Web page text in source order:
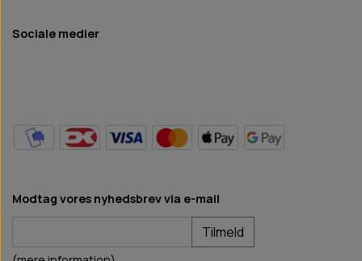
Sociale medier
Modtag vores nyhedsbrev via e-mail
Tilmeld